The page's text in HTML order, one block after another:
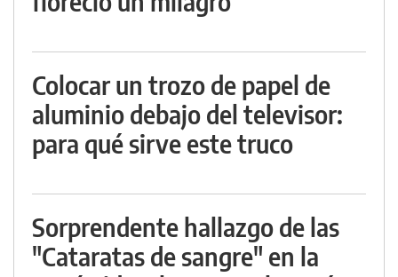
Colocar un trozo de papel de
aluminio debajo del televisor:
para qué sirve este truco
Sorprendente hallazgo de las
"Cataratas de sangre" en la